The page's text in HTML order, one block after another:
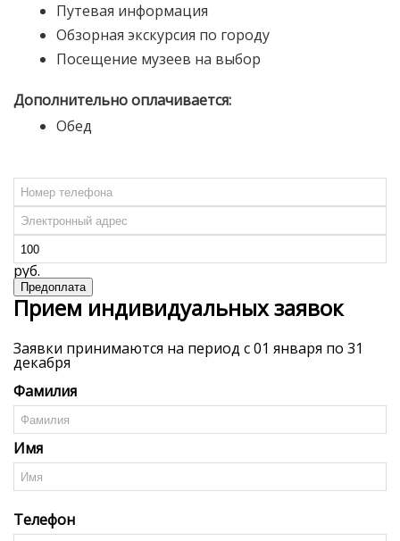
Путевая информация
Обзорная экскурсия по городу
Посещение музеев на выбор
Дополнительно оплачивается:
Обед
Прием индивидуальных заявок
Заявки принимаются на период с 01 января по 31
декабря
Фамилия
Имя
Телефон